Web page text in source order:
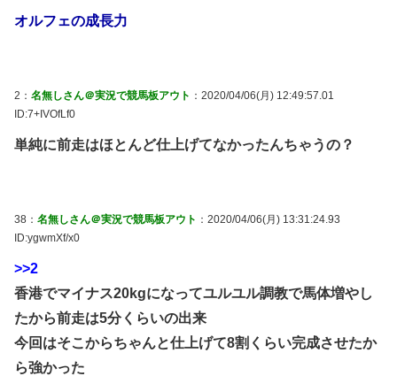
オルフェの成長力
2： 名無しさん＠実況で競馬板アウト ：2020/04/06(月) 12:49:57.01
ID:7+IVOfLf0
単純に前走はほとんど仕上げてなかったんちゃうの？
38： 名無しさん＠実況で競馬板アウト ：2020/04/06(月) 13:31:24.93
ID:ygwmXf/x0
>>2
香港でマイナス20kgになってユルユル調教で馬体増やし
たから前走は5分くらいの出来
今回はそこからちゃんと仕上げて8割くらい完成させたか
ら強かった